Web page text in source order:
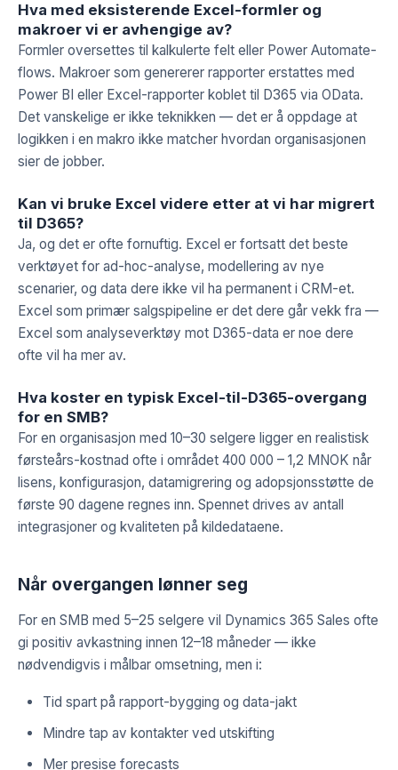
Hva med eksisterende Excel-formler og
makroer vi er avhengige av?
Formler oversettes til kalkulerte felt eller Power Automate-
flows. Makroer som genererer rapporter erstattes med
Power BI eller Excel-rapporter koblet til D365 via OData.
Det vanskelige er ikke teknikken — det er å oppdage at
logikken i en makro ikke matcher hvordan organisasjonen
sier de jobber.
Kan vi bruke Excel videre etter at vi har migrert
til D365?
Ja, og det er ofte fornuftig. Excel er fortsatt det beste
verktøyet for ad-hoc-analyse, modellering av nye
scenarier, og data dere ikke vil ha permanent i CRM-et.
Excel som primær salgspipeline er det dere går vekk fra —
Excel som analyseverktøy mot D365-data er noe dere
ofte vil ha mer av.
Hva koster en typisk Excel-til-D365-overgang
for en SMB?
For en organisasjon med 10–30 selgere ligger en realistisk
førsteårs-kostnad ofte i området 400 000 – 1,2 MNOK når
lisens, konfigurasjon, datamigrering og adopsjonsstøtte de
første 90 dagene regnes inn. Spennet drives av antall
integrasjoner og kvaliteten på kildedataene.
Når overgangen lønner seg
For en SMB med 5–25 selgere vil Dynamics 365 Sales ofte
gi positiv avkastning innen 12–18 måneder — ikke
nødvendigvis i målbar omsetning, men i:
Tid spart på rapport-bygging og data-jakt
Mindre tap av kontakter ved utskifting
Mer presise forecasts